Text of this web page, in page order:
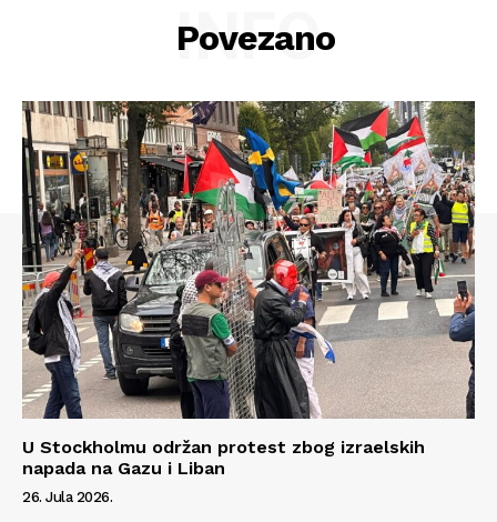
Info
O nama
Povezano
INFO
U Stockholmu održan protest zbog izraelskih
napada na Gazu i Liban
26. Jula 2026.